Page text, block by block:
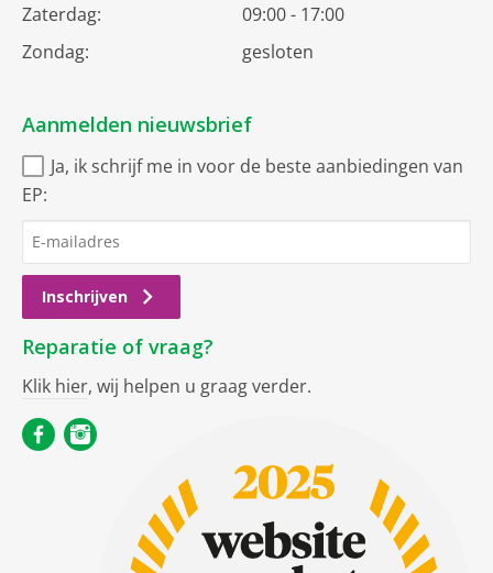
Zaterdag:
09:00 - 17:00
Zondag:
gesloten
Aanmelden nieuwsbrief
Ja, ik schrijf me in voor de beste aanbiedingen van
EP:
Inschrijven
Reparatie of vraag?
Klik hier, wij helpen u graag verder.